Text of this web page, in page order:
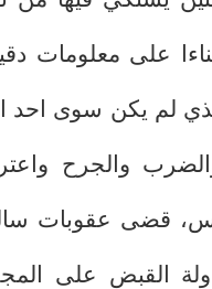
على معلومات
لم يكن سوى احد
والجرح
قضى عقوبات
القبض على